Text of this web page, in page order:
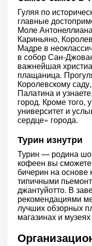
Гуляя по
главные
Моле
Кариньяно,
Мадре в
в собор Сан-
важнейшая
плащаница.
Королевскому
Палатина и
город. Кроме того,
университет и
сердце» города.
Турин изнутри
Турин — родина
кофеен вы сможете
бичерин на
типичными
джантуйотто. В
рекомендациями
лучших обзорных
магазинах и